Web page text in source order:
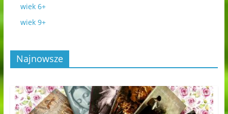
wiek 6+
wiek 9+
Najnowsze